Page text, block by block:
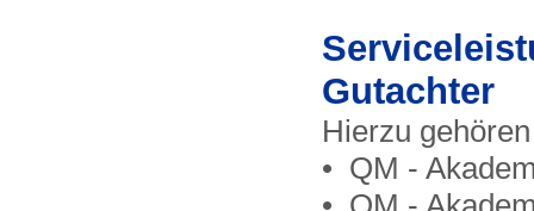
Gutachter
Hierzu
• QM -